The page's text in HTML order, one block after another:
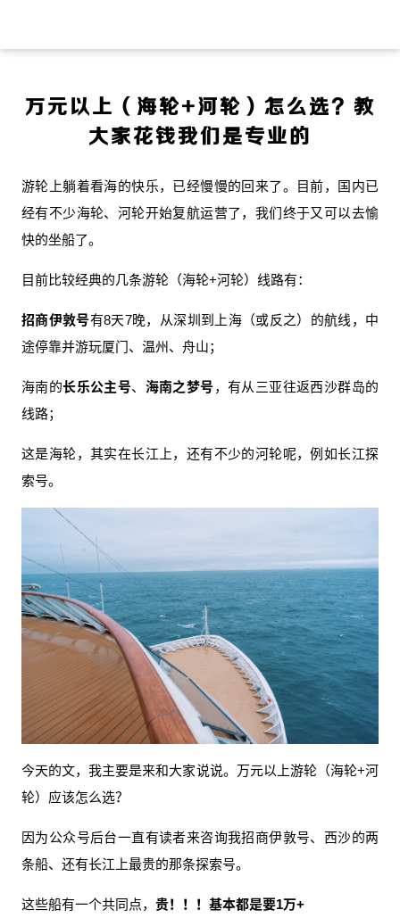
万元以上（海轮+河轮）怎么选？教
大家花钱我们是专业的
游轮上躺着看海的快乐，已经慢慢的回来了。目前，国内已
经有不少海轮、河轮开始复航运营了，我们终于又可以去愉
快的坐船了。
目前比较经典的几条游轮（海轮+河轮）线路有：
招商伊敦号有8天7晚，从深圳到上海（或反之）的航线，中
途停靠并游玩厦门、温州、舟山；
海南的长乐公主号、 海南之梦号，有从三亚往返西沙群岛的
线路；
这是海轮，其实在长江上，还有不少的河轮呢，例如长江探
索号。
今天的文，我主要是来和大家说说。万元以上游轮（海轮+河
轮）应该怎么选？
因为公众号后台一直有读者来咨询我招商伊敦号、西沙的两
条船、还有长江上最贵的那条探索号。
这些船有一个共同点， 贵！！！基本都是要1万+